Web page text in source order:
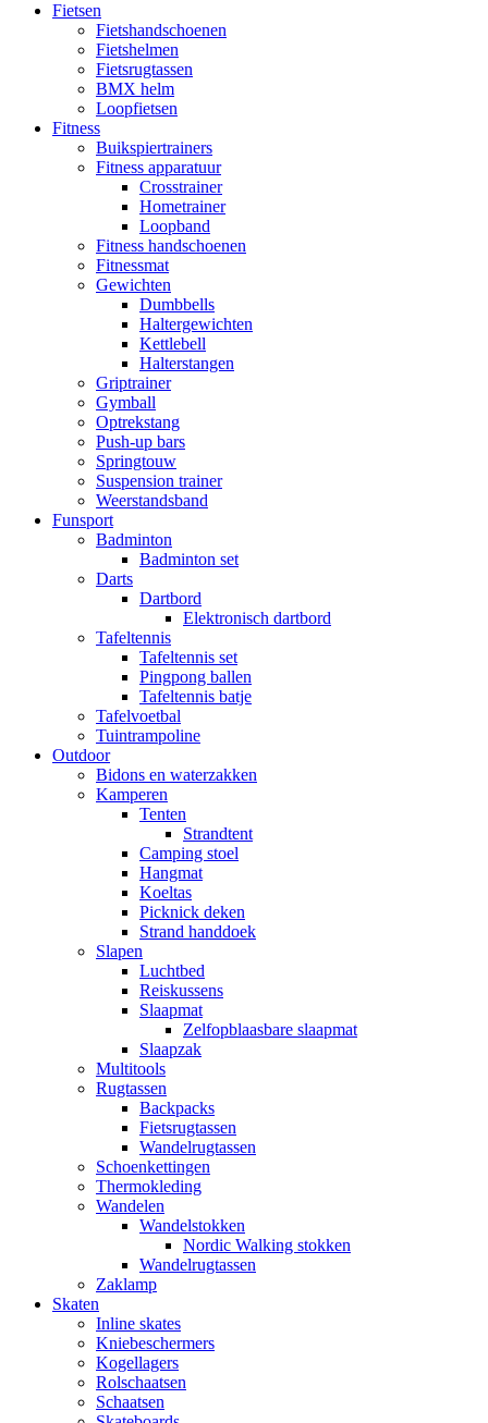
Fietsen
Fietshandschoenen
Fietshelmen
Fietsrugtassen
BMX helm
Loopfietsen
Fitness
Buikspiertrainers
Fitness apparatuur
Crosstrainer
Hometrainer
Loopband
Fitness handschoenen
Fitnessmat
Gewichten
Dumbbells
Haltergewichten
Kettlebell
Halterstangen
Griptrainer
Gymball
Optrekstang
Push-up bars
Springtouw
Suspension trainer
Weerstandsband
Funsport
Badminton
Badminton set
Darts
Dartbord
Elektronisch dartbord
Tafeltennis
Tafeltennis set
Pingpong ballen
Tafeltennis batje
Tafelvoetbal
Tuintrampoline
Outdoor
Bidons en waterzakken
Kamperen
Tenten
Strandtent
Camping stoel
Hangmat
Koeltas
Picknick deken
Strand handdoek
Slapen
Luchtbed
Reiskussens
Slaapmat
Zelfopblaasbare slaapmat
Slaapzak
Multitools
Rugtassen
Backpacks
Fietsrugtassen
Wandelrugtassen
Schoenkettingen
Thermokleding
Wandelen
Wandelstokken
Nordic Walking stokken
Wandelrugtassen
Zaklamp
Skaten
Inline skates
Kniebeschermers
Kogellagers
Rolschaatsen
Schaatsen